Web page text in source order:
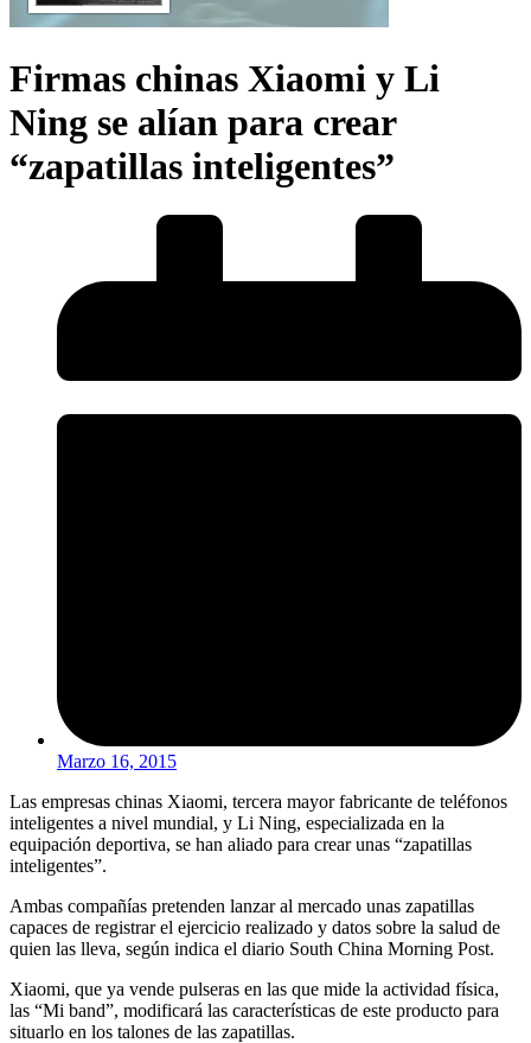
Firmas chinas Xiaomi y Li
Ning se alían para crear
“zapatillas inteligentes”
Marzo 16, 2015
Las empresas chinas Xiaomi, tercera mayor fabricante de teléfonos
inteligentes a nivel mundial, y Li Ning, especializada en la
equipación deportiva, se han aliado para crear unas “zapatillas
inteligentes”.
Ambas compañías pretenden lanzar al mercado unas zapatillas
capaces de registrar el ejercicio realizado y datos sobre la salud de
quien las lleva, según indica el diario South China Morning Post.
Xiaomi, que ya vende pulseras en las que mide la actividad física,
las “Mi band”, modificará las características de este producto para
situarlo en los talones de las zapatillas.